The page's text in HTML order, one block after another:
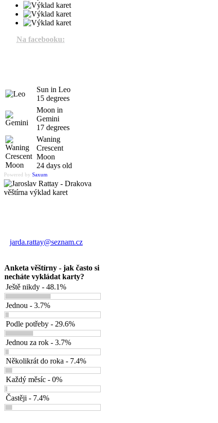
Na facebooku:
Sun in Leo
15 degrees
Moon in
Gemini
17 degrees
Waning
Crescent
Moon
24 days old
Powered by Saxum
jarda.rattay@seznam.cz
Anketa věštírny - jak často si
necháte vykládat karty?
Ještě nikdy - 48.1%
Jednou - 3.7%
Podle potřeby - 29.6%
Jednou za rok - 3.7%
Několikrát do roka - 7.4%
Každý měsíc - 0%
Častěji - 7.4%